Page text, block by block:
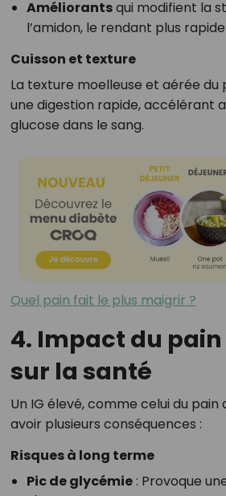
Améliorantsqui modifient la
l’amidon, le rendant plus
Cuisson et texture
La texture moelleuse et aérée du
une digestion rapide, accélérant
glucose dans le sang.
Quel pain fait le plus maigrir ?
4. Impact du
sur la santé
Un IG élevé, comme celui du
avoir plusieurs conséquences :
Risques à long terme
Pic de glycémie: Provoque